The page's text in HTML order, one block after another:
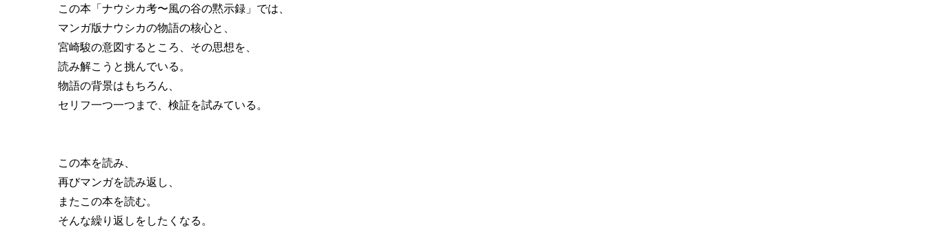
この本「ナウシカ考〜風の谷の黙示録」では、
マンガ版ナウシカの物語の核心と、
宮崎駿の意図するところ、その思想を、
読み解こうと挑んでいる。
物語の背景はもちろん、
セリフ一つ一つまで、検証を試みている。
この本を読み、
再びマンガを読み返し、
またこの本を読む。
そんな繰り返しをしたくなる。